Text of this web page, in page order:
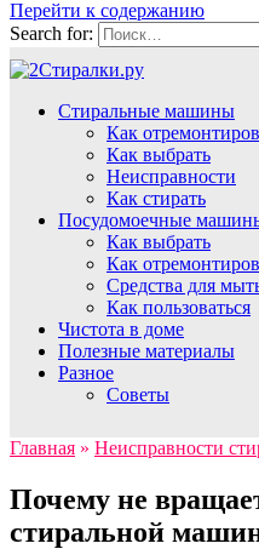
Перейти к содержанию
Search for:
Стиральные машины
Как
Как выбрать
Неисправности
Как стирать
Посудомоечные
Как выбрать
Как
Средства для
Как пользоваться
Чистота в доме
Полезные материалы
Разное
Советы
Главная » Неисправности
Почему не
стиральной